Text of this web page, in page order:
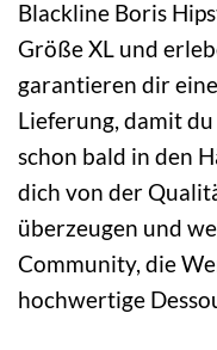
Blackline Boris
Größe XL und
garantieren dir
Lieferung, damit
schon bald in den
dich von der
überzeugen und
Community, die
hochwertige